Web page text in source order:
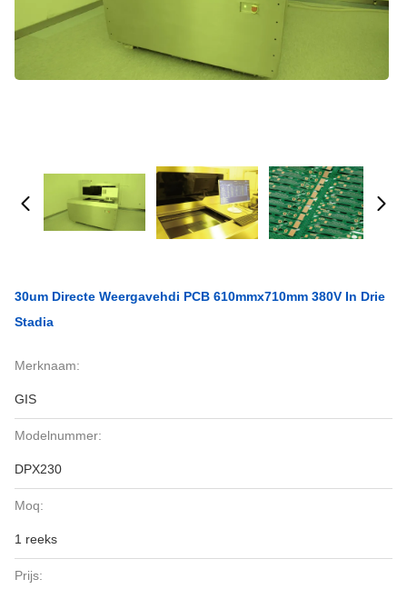
30um Directe Weergavehdi PCB 610mmx710mm 380V In Drie
Stadia
Merknaam:
GIS
Modelnummer:
DPX230
Moq:
1 reeks
Prijs: